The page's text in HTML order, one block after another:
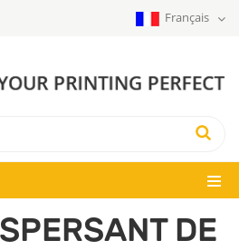
Français
DE